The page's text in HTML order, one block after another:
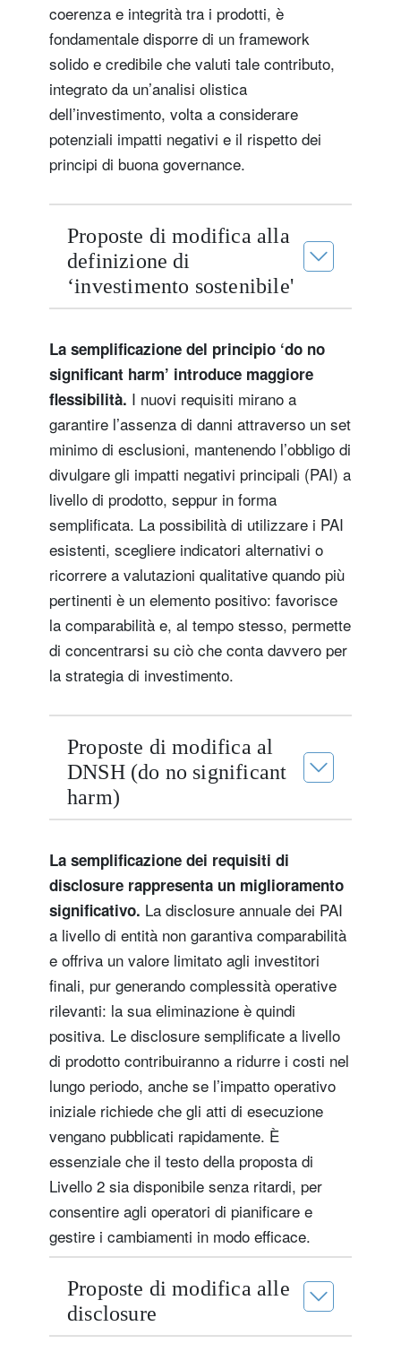
coerenza e integrità tra i prodotti, è
fondamentale disporre di un framework
solido e credibile che valuti tale contributo,
integrato da un’analisi olistica
dell’investimento, volta a considerare
potenziali impatti negativi e il rispetto dei
principi di buona governance.
Proposte di modifica alla
definizione di
‘investimento sostenibile'
La semplificazione del principio ‘do no
significant harm’ introduce maggiore
flessibilità. I nuovi requisiti mirano a
garantire l’assenza di danni attraverso un set
minimo di esclusioni, mantenendo l’obbligo di
divulgare gli impatti negativi principali (PAI) a
livello di prodotto, seppur in forma
semplificata. La possibilità di utilizzare i PAI
esistenti, scegliere indicatori alternativi o
ricorrere a valutazioni qualitative quando più
pertinenti è un elemento positivo: favorisce
la comparabilità e, al tempo stesso, permette
di concentrarsi su ciò che conta davvero per
la strategia di investimento.
Proposte di modifica al
DNSH (do no significant
harm)
La semplificazione dei requisiti di
disclosure rappresenta un miglioramento
significativo. La disclosure annuale dei PAI
a livello di entità non garantiva comparabilità
e offriva un valore limitato agli investitori
finali, pur generando complessità operative
rilevanti: la sua eliminazione è quindi
positiva. Le disclosure semplificate a livello
di prodotto contribuiranno a ridurre i costi nel
lungo periodo, anche se l’impatto operativo
iniziale richiede che gli atti di esecuzione
vengano pubblicati rapidamente. È
essenziale che il testo della proposta di
Livello 2 sia disponibile senza ritardi, per
consentire agli operatori di pianificare e
gestire i cambiamenti in modo efficace.
Proposte di modifica alle
disclosure